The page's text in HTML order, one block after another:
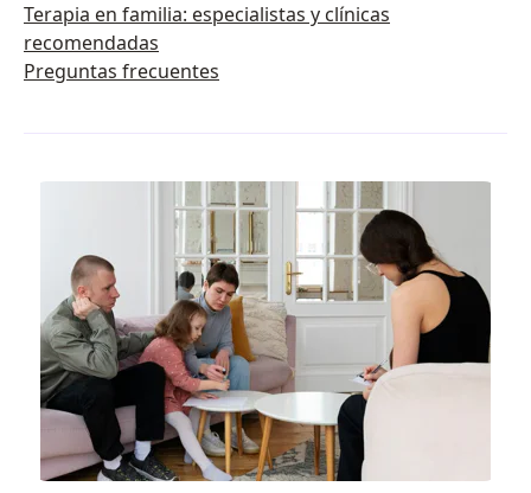
Terapia en familia: especialistas y clínicas
recomendadas
Preguntas frecuentes